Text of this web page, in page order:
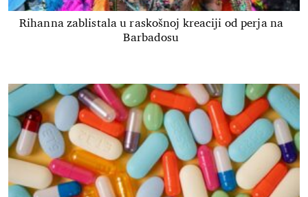
Rihanna zablistala u raskošnoj kreaciji od perja na
Barbadosu